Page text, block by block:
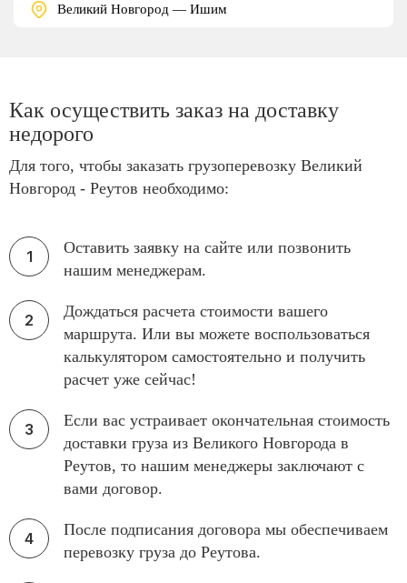
Великий Новгород — Ишим
Как осуществить заказ на доставку
недорого
Для того, чтобы заказать грузоперевозку Великий
Новгород - Реутов необходимо:
Оставить заявку на сайте или позвонить
нашим менеджерам.
Дождаться расчета стоимости вашего
маршрута. Или вы можете воспользоваться
калькулятором самостоятельно и получить
расчет уже сейчас!
Если вас устраивает окончательная стоимость
доставки груза из Великого Новгорода в
Реутов, то нашим менеджеры заключают с
вами договор.
После подписания договора мы обеспечиваем
перевозку груза до Реутова.